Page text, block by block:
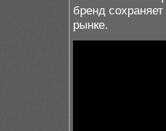
бренд
рынке.